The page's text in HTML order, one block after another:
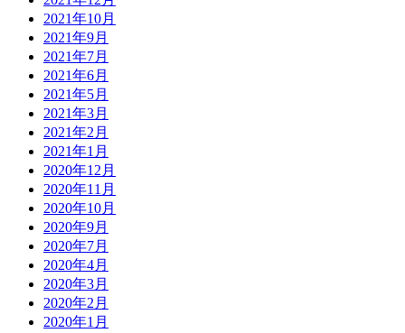
2021年10月
2021年9月
2021年7月
2021年6月
2021年5月
2021年3月
2021年2月
2021年1月
2020年12月
2020年11月
2020年10月
2020年9月
2020年7月
2020年4月
2020年3月
2020年2月
2020年1月